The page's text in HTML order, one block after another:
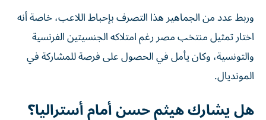
وربط عدد من الجماهير هذا التصرف بإحباط اللاعب، خاصة أنه
اختار تمثيل منتخب مصر رغم امتلاكه الجنسيتين الفرنسية
والتونسية، وكان يأمل في الحصول على فرصة للمشاركة في
المونديال.
هل يشارك هيثم حسن أمام أستراليا؟